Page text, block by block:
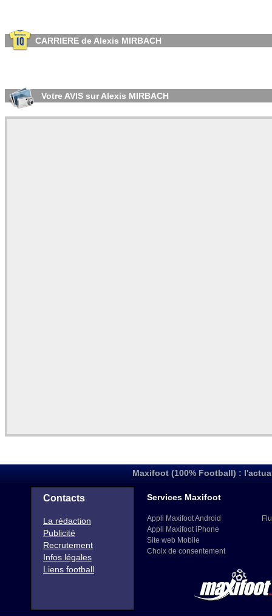
CARRIERE de Alexis MIRBACH
Votre AVIS sur Alexis MIRBACH
Maxifoot (100% Football) :
Contacts
La rédaction
Publicité
Recrutement
Infos légales
Liens football
Services Maxifoot
Appli Maxifoot Android
Appli Maxifoot iPhone
Site web Mobile
Choix de consentement